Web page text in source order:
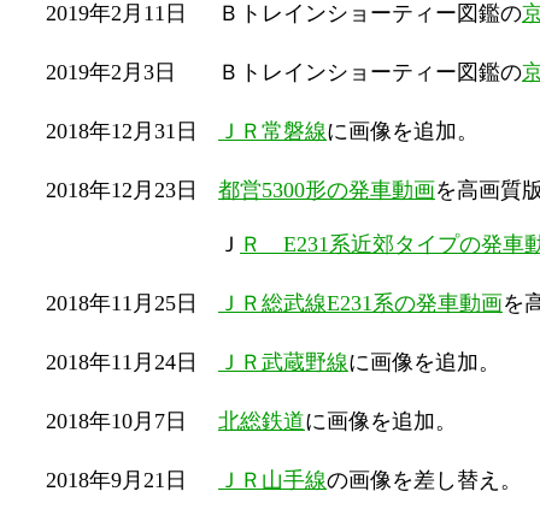
2019年2月11日 Ｂトレインショーティー図鑑の
2019年2月3日 Ｂトレインショーティー図鑑の
2018年12月31日 ＪＲ常磐線に画像を追加。
2018年12月23日 都営5300形の発車動画を高画質
Ｊ Ｒ E231系近郊タイプの発車
2018年11月25日 ＪＲ総武線E231系の発車動画を
2018年11月24日 ＪＲ武蔵野線に画像を追加。
2018年10月7日 北総鉄道に画像を追加。
2018年9月21日 ＪＲ山手線の画像を差し替え。